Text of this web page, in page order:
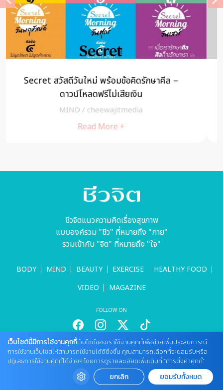
เหตุผลที่คนเราควรหยุดบรรเลง เพลงเศร้า ให้กับชีวิต
บทความจาก พระอาจารย์ชาญชัย
MIND/cheewajitmedia
Read More +
ชีวจิตแนวความคิดเรื่องสุขภาพ
แบบองค์รวม "ชีว" ที่หมายถึง "กาย"
รวมเข้ากับ "จิต" ที่หมายถึง "ใจ"
BODY MIND BEAUTY EXERCISE
HEALTHY FOOD
VIDEO
MAGAZINE
FOLLOW ON
สนใจลงโฆษณากับเว็บไซต์
Tel : 085 661 4629 / (จันทร์ - ศุกร์ เวลา 09.00 - 18.00 น)
cheewajitmedia@gmail.com
ติดต่อแจ้งปัญหาหรือร้องเรียน
เว็บไซต์นี้มีการใช้งานคุกกี้เว็บไซต์ของเราใช้งานคุกกี้เพื่อช่วยเพิ่มประสบการณ์
การใช้งานเว็บไซต์ให้สามารถใช้งานได้ดียิ่งขึ้น คุณสามารถเลือกที่จะยอมรับหรือ
ปฏิเสธการใช้งานคุกกี้ได้ง่ายๆ โดยการดูรายละเอียดเพิ่มเติมที่ “การตั้งค่าคุกกี้”
ยกเลิก ยอมรับทั้งหมด